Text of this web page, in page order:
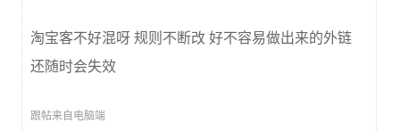
淘宝客不好混呀 规则不断改 好不容易做出来的外链
还随时会失效
跟帖来自电脑端